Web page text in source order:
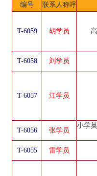
编号 联系人称呼
T-6059 胡学员
T-6058 刘学员
T-6057 江学员
T-6056 张学员
小学
T-6055 雷学员